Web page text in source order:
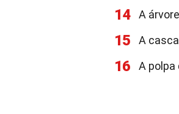
14 A
15 A
16 A polpa